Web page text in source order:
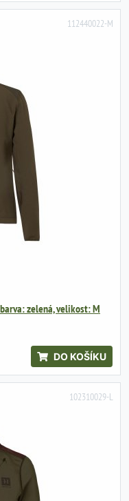
112440022-M
zelená, velikost: M
DO KOŠÍKU
102310029-L